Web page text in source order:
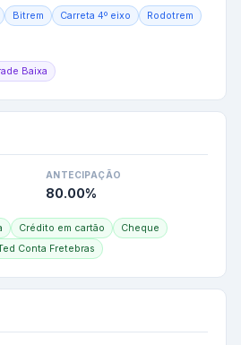
Bitrem Carreta 4º eixo Rodotrem
Baixa
ANTECIPAÇÃO
80.00%
Crédito em cartão
Cheque
Conta Fretebras